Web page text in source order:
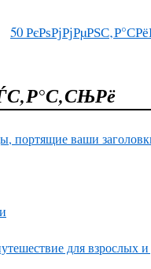
50
портящие ваши
для взрослых и